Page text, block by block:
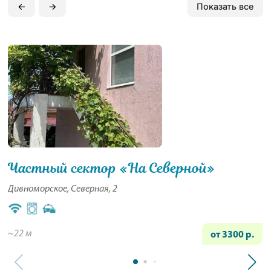
← → Показать все
Частный сектор «На Северной»
Дивноморское, Северная, 2
~22 м от 3300 р.